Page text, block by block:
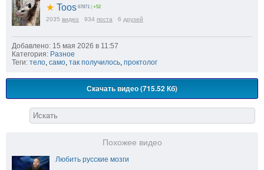
★ Toos 67871 | +52
2035 видео 934 поста 6 друзей
Добавлено: 15 мая 2026 в 11:57
Категория: Разное
Теги: тело само так получилось проктолог
Скачать видео (715.52 Кб)
Похожее видео
Любить русские мозги